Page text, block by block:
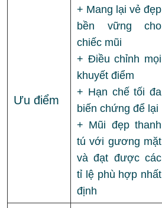
Ưu điểm
+ Mang lại vẻ đẹp
bền vững cho
chiếc mũi
+ Điều chỉnh mọi
khuyết điểm
+ Hạn chế tối đa
biến chứng để lại
+ Mũi đẹp thanh
tú với gương mặt
và đạt được các
tỉ lệ phù hợp nhất
định